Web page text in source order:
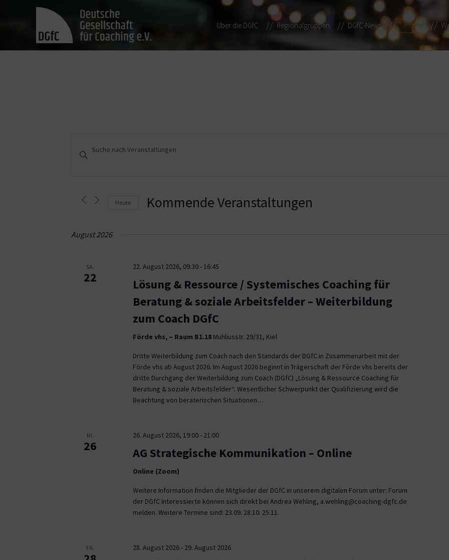
Über die DGfC Regionalgruppen DGfC-News Termine
Veranstaltungen
Suche
Ansichten,
Navigation
Schlüsselwort
Heute Kommende Veranstaltungen
August 2026
SA.
22
22. August 2026, 09:30- 16:45
Lösung & Ressource / Systemisches Coaching für
Beratung & soziale Arbeitsfelder – Weiterbildung
zum Coach DGfC
Förde vhs, – Raum B1.18 Muhliusstr. 29/31, Kiel
Dritte Weiterbildung zum Coach nach den Standards der DGfC in Zusammenarbeit mit der
Förde vhs ab August 2026. Im August 2026 beginnt in Trägerschaft der Förde vhs bereits der
dritte Durchgang der Weiterbildung zum Coach (DGfC) „Lösung & Ressource Coaching für
Beratung & soziale Arbeitsfelder“. Wesentlicher Schwerpunkt der Qualifizierung wird die
Beachtung von beraterischen Situationen…
MI.
26
26. August 2026, 19:00- 21:00
AG Strategische Kommunikation – Online
Online (Zoom)
Weitere Information finden die Mitglieder der DGfC in unserem digitalen Forum unter: Forum
der DGfC Interessierte können sich direkt bei Andrea Wehling, a.wehling@coaching-dgfc.de
melden. Weitere Termine sind: 23.09. 28.10. 25.11.
FR. 28. August 2026- 29. August 2026